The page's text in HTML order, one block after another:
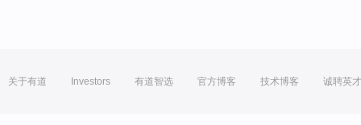
关于有道 Investors 有道智选 官方博客 技术博客 诚聘英才